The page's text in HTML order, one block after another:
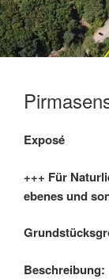
Exposé
+++ Für
ebenes und
Beschreibung: